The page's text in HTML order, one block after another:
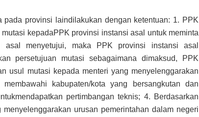
pada provinsi laindilakukan dengan ketentuan: 1. PPK
kepadaPPK provinsi instansi asal untuk meminta
asal menyetujui, maka PPK provinsi instansi asal
persetujuan mutasi sebagaimana dimaksud, PPK
usul mutasi kepada menteri yang menyelenggarakan
kabupaten/kota yang bersangkutan dan
pertimbangan teknis; 4. Berdasarkan
urusan pemerintahan dalam negeri